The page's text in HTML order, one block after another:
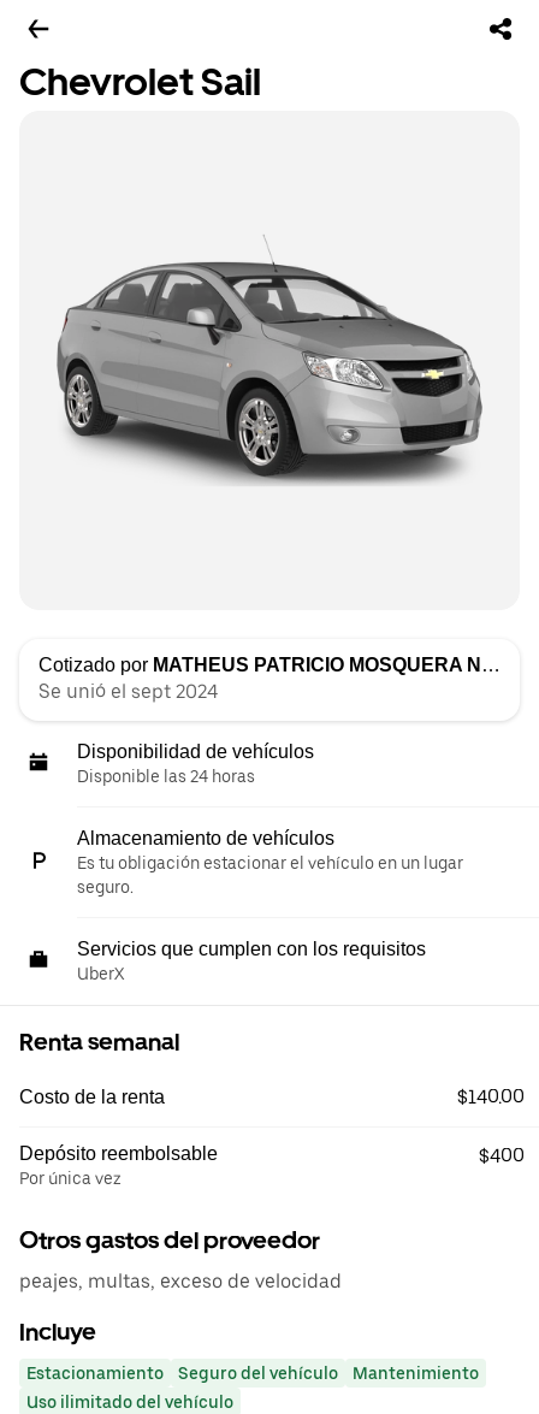
Chevrolet Sail
Cotizado por MATHEUS PATRICIO MOSQUERA NUNEZ
Se unió el sept 2024
Disponibilidad de vehículos
Disponible las 24 horas
Almacenamiento de vehículos
Es tu obligación estacionar el vehículo en un lugar
seguro.
Servicios que cumplen con los requisitos
UberX
Renta semanal
Costo de la renta $140.00
Depósito reembolsable
Por única vez
$400
Otros gastos del proveedor
peajes, multas, exceso de velocidad
Incluye
Estacionamiento Seguro del vehículo
Mantenimiento
Uso ilimitado del vehículo